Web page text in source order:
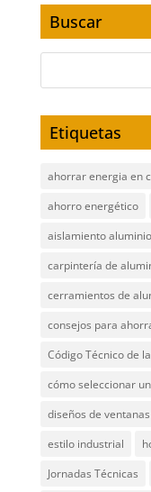
Buscar
Etiquetas
ahorrar energia en
ahorro energético
aislamiento aluminio
carpintería de
cerramientos de
consejos para
Código Técnico de
cómo seleccionar
diseños de ventanas
estilo industrial
Jornadas Técnicas